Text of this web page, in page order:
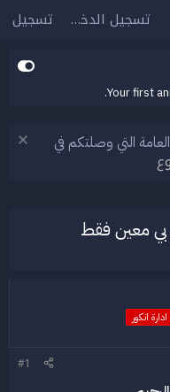
تسجيل الدخول تسجيل
Your first
التي وصلتكم في
بي معين فقط
ادارة انكور
#1